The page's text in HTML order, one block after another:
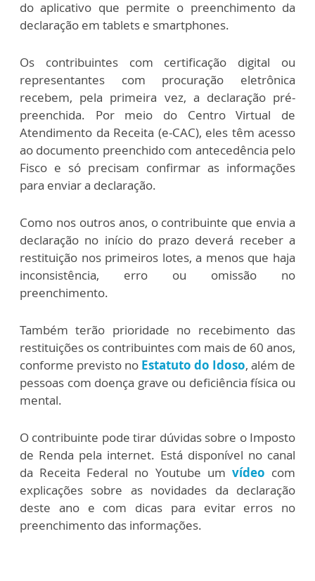
do aplicativo que permite o preenchimento da
declaração em tablets e smartphones.
Os contribuintes com certificação digital ou
representantes com procuração eletrônica
recebem, pela primeira vez, a declaração pré-
preenchida. Por meio do Centro Virtual de
Atendimento da Receita (e-CAC), eles têm acesso
ao documento preenchido com antecedência pelo
Fisco e só precisam confirmar as informações
para enviar a declaração.
Como nos outros anos, o contribuinte que envia a
declaração no início do prazo deverá receber a
restituição nos primeiros lotes, a menos que haja
inconsistência, erro ou omissão no
preenchimento.
Também terão prioridade no recebimento das
restituições os contribuintes com mais de 60 anos,
conforme previsto no Estatuto do Idoso, além de
pessoas com doença grave ou deficiência física ou
mental.
O contribuinte pode tirar dúvidas sobre o Imposto
de Renda pela internet. Está disponível no canal
da Receita Federal no Youtube um vídeo com
explicações sobre as novidades da declaração
deste ano e com dicas para evitar erros no
preenchimento das informações.